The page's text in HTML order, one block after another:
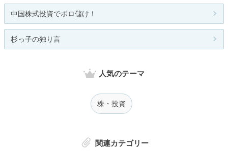
中国株式投資でボロ儲け！
杉っ子の独り言
人気のテーマ
株・投資
関連カテゴリー